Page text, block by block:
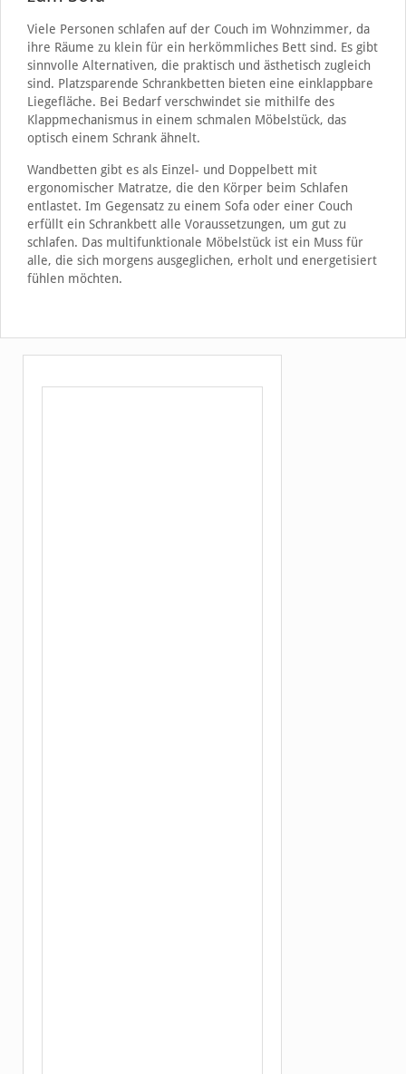
Viele Personen schlafen auf der Couch im Wohnzimmer, da
ihre Räume zu klein für ein herkömmliches Bett sind. Es gibt
sinnvolle Alternativen, die praktisch und ästhetisch zugleich
sind. Platzsparende Schrankbetten bieten eine einklappbare
Liegefläche. Bei Bedarf verschwindet sie mithilfe des
Klappmechanismus in einem schmalen Möbelstück, das
optisch einem Schrank ähnelt.
Wandbetten gibt es als Einzel- und Doppelbett mit
ergonomischer Matratze, die den Körper beim Schlafen
entlastet. Im Gegensatz zu einem Sofa oder einer Couch
erfüllt ein Schrankbett alle Voraussetzungen, um gut zu
schlafen. Das multifunktionale Möbelstück ist ein Muss für
alle, die sich morgens ausgeglichen, erholt und energetisiert
fühlen möchten.